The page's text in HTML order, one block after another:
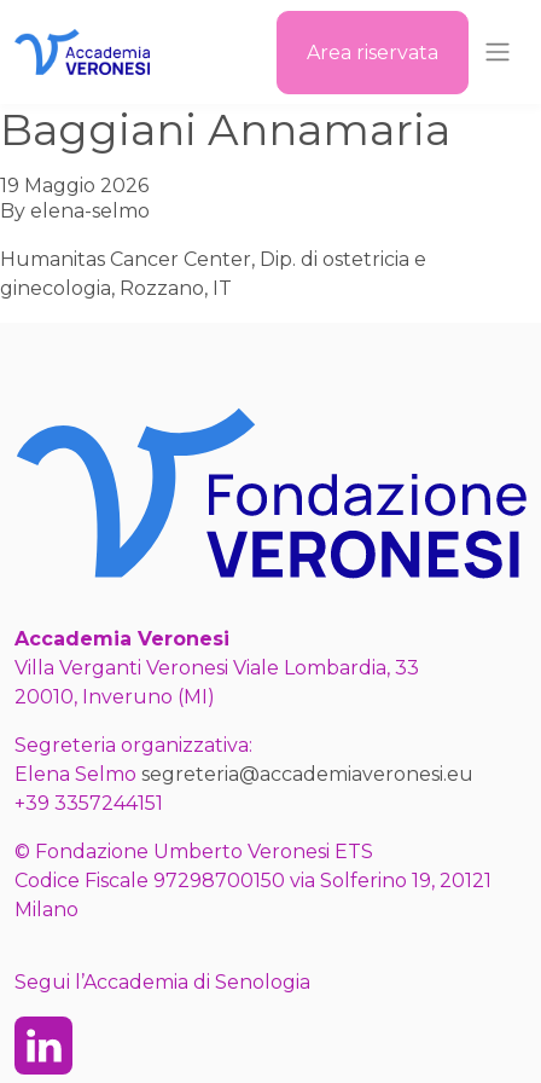
Area riservata
Baggiani Annamaria
19 Maggio 2026
By elena-selmo
Humanitas Cancer Center, Dip. di ostetricia e
ginecologia, Rozzano, IT
Accademia Veronesi
Villa Verganti Veronesi Viale Lombardia, 33
20010, Inveruno (MI)
Segreteria organizzativa:
Elena Selmo segreteria@accademiaveronesi.eu
+39 3357244151
© Fondazione Umberto Veronesi ETS
Codice Fiscale 97298700150 via Solferino 19, 20121
Milano
Segui l’Accademia di Senologia
Linkedin